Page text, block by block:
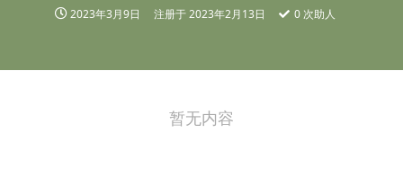
2023年3月9日 注册于2023年2月13日 0次助人
暂无内容